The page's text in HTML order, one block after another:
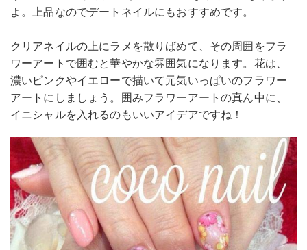
よ。上品なのでデートネイルにもおすすめです。
クリアネイルの上にラメを散りばめて、その周囲をフラ
ワーアートで囲むと華やかな雰囲気になります。花は、
濃いピンクやイエローで描いて元気いっぱいのフラワー
アートにしましょう。囲みフラワーアートの真ん中に、
イニシャルを入れるのもいいアイデアですね！